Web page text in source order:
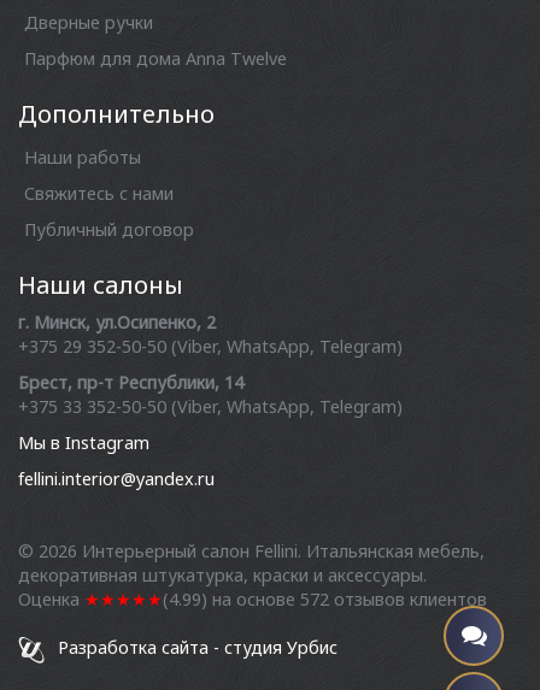
Дверные ручки
Парфюм для дома Anna Twelve
Дополнительно
Наши работы
Свяжитесь с нами
Публичный договор
Наши салоны
г. Минск, ул.Осипенко, 2
+375 29 352-50-50 (Viber, WhatsApp, Telegram)
Брест, пр-т Республики, 14
+375 33 352-50-50 (Viber, WhatsApp, Telegram)
Мы в Instagram
fellini.interior@yandex.ru
© 2026 Интерьерный салон Fellini. Итальянская мебель,
декоративная штукатурка, краски и аксессуары.
Оценка ★★★★★(4.99) на основе 572 отзывов клиентов
Разработка сайта - студия Урбис